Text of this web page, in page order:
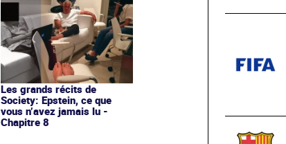
Les grands récits de
Society: Epstein, ce que
vous n’avez jamais lu -
Chapitre 8